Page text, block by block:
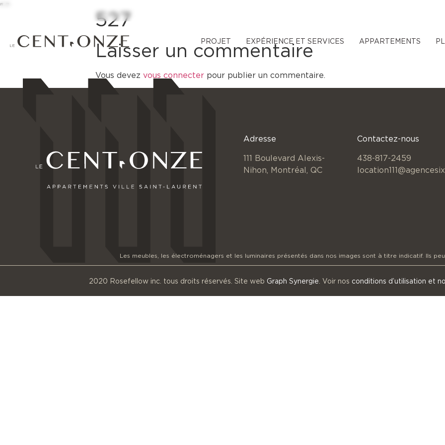
" "
PROJET EXPÉRIENCE ET SERVICES APPARTEMENTS
527
Laisser un commentaire
Vous devez vous connecter pour publier un commentaire.
Adresse
111 Boulevard Alexis-
Nihon, Montréal, QC
Contactez-nous
438-817-2459
Les meubles, les électroménagers et les luminaires présentés dans nos images sont à titre indicatif. Ils
2020 Rosefellow inc. tous droits réservés. Site web Graph Synergie . Voir nos conditions d’utilisation et